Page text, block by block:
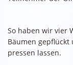
So haben wir vier
Bäumen
pressen lassen.